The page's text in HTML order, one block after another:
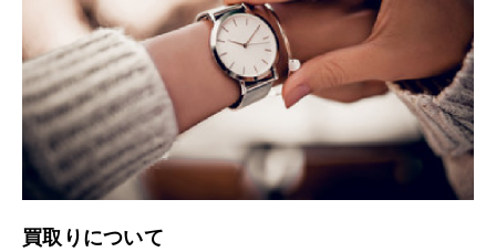
買取りについて